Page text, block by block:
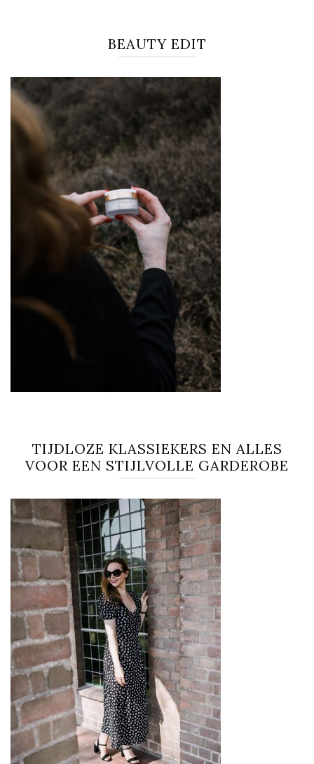
BEAUTY EDIT
TIJDLOZE KLASSIEKERS EN ALLES
VOOR EEN STIJLVOLLE GARDEROBE